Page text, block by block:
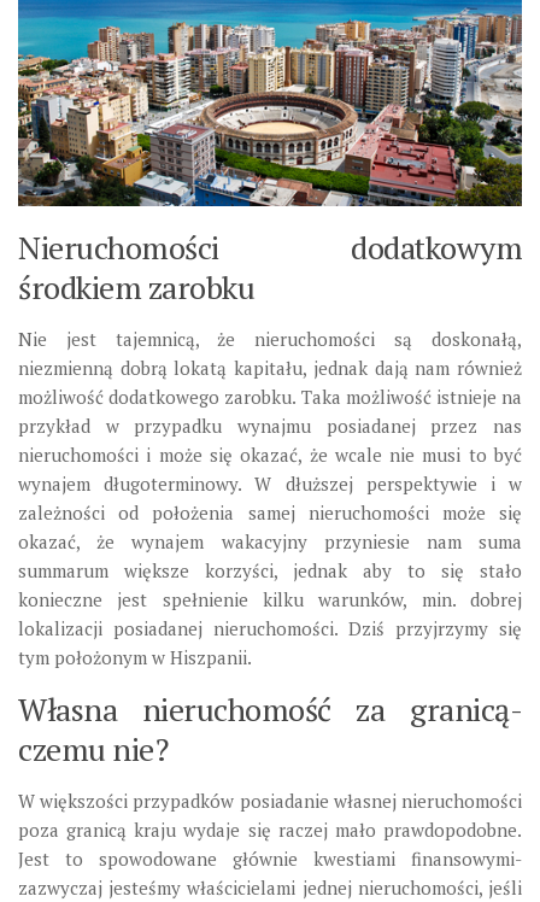
Nieruchomości dodatkowym
środkiem zarobku
Nie jest tajemnicą, że nieruchomości są doskonałą,
niezmienną dobrą lokatą kapitału, jednak dają nam również
możliwość dodatkowego zarobku. Taka możliwość istnieje na
przykład w przypadku wynajmu posiadanej przez nas
nieruchomości i może się okazać, że wcale nie musi to być
wynajem długoterminowy. W dłuższej perspektywie i w
zależności od położenia samej nieruchomości może się
okazać, że wynajem wakacyjny przyniesie nam suma
summarum większe korzyści, jednak aby to się stało
konieczne jest spełnienie kilku warunków, min. dobrej
lokalizacji posiadanej nieruchomości. Dziś przyjrzymy się
tym położonym w Hiszpanii.
Własna nieruchomość za granicą-
czemu nie?
W większości przypadków posiadanie własnej nieruchomości
poza granicą kraju wydaje się raczej mało prawdopodobne.
Jest to spowodowane głównie kwestiami finansowymi-
zazwyczaj jesteśmy właścicielami jednej nieruchomości, jeśli